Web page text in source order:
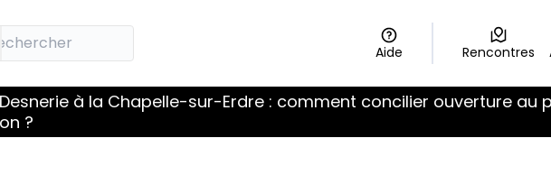
Aide Rencontres
à la Chapelle-sur-Erdre : comment concilier ouverture au
?